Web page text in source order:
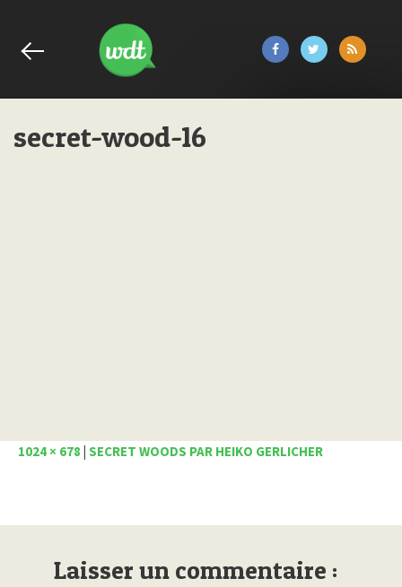
secret-wood-16
1024 × 678 | SECRET WOODS PAR HEIKO GERLICHER
Laisser un commentaire :